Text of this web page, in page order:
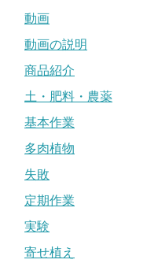
動画
動画の説明
商品紹介
土・肥料・農薬
基本作業
多肉植物
失敗
定期作業
実験
寄せ植え